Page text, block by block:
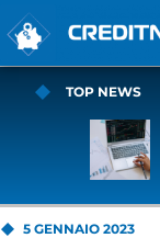
TOP NEWS
5 GENNAIO 2023